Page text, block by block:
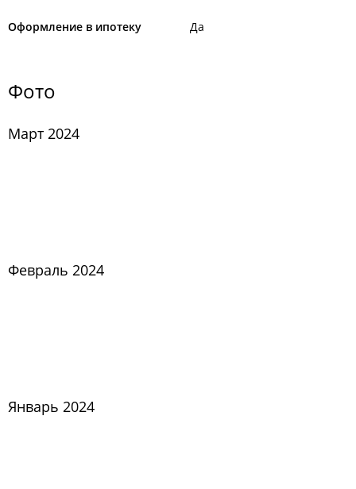
Оформление в ипотеку Да
Фото
Март 2024
Февраль 2024
Январь 2024